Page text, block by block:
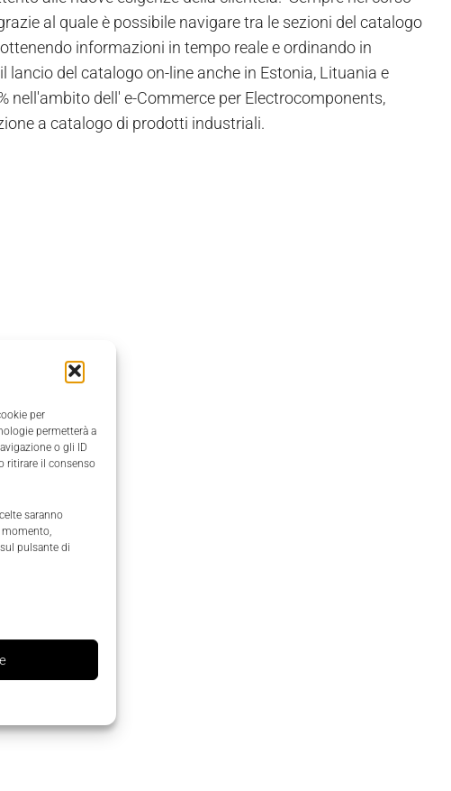
per
permetterà a
o gli ID
ritirare il consenso
saranno
momento,
pulsante di
al quale è possibile navigare tra le sezioni del catalogo
informazioni in tempo reale e ordinando in
del catalogo on-line anche in Estonia, Lituania e
nell'ambito dell' e-Commerce per Electrocomponents,
a catalogo di prodotti industriali.